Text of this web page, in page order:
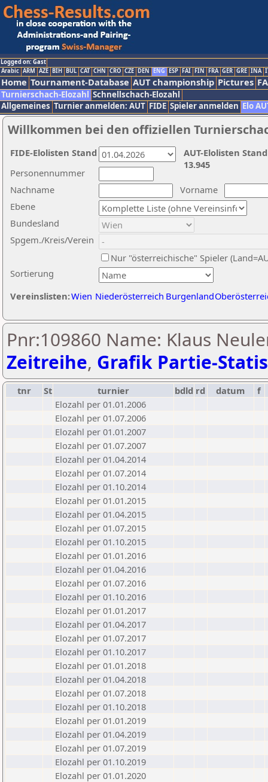
Logged on: Gast
Arabic ARM AZE BIH BUL CAT CHN CRO CZE DEN ENG ESP FAI FIN FRA GER GRE INA
Home Tournament-Database AUT championship Pictures
Turnierschach-Elozahl Schnellschach-Elozahl
Allgemeines Turnier anmelden: AUT FIDE Spieler anmelden Elo
Willkommen bei den offiziellen
Nachname
Vorname
Ebene
Sortierung
Personennummer
Bundesland
Spgem./Kreis/Verein
Nur "österreichische" Spieler
Vereinslisten:Wien Niederösterreich Burgenland
AUT-Elolisten
13.945
FIDE-Elolisten Stand
Pnr:109860 Name: Klaus
Zeitreihe, Grafik Partie-
tnr St turnier bdld rd datum
f
Elozahl per 01.01.2006
Elozahl per 01.07.2006
Elozahl per 01.01.2007
Elozahl per 01.07.2007
Elozahl per 01.04.2014
Elozahl per 01.07.2014
Elozahl per 01.10.2014
Elozahl per 01.01.2015
Elozahl per 01.04.2015
Elozahl per 01.07.2015
Elozahl per 01.10.2015
Elozahl per 01.01.2016
Elozahl per 01.04.2016
Elozahl per 01.07.2016
Elozahl per 01.10.2016
Elozahl per 01.01.2017
Elozahl per 01.04.2017
Elozahl per 01.07.2017
Elozahl per 01.10.2017
Elozahl per 01.01.2018
Elozahl per 01.04.2018
Elozahl per 01.07.2018
Elozahl per 01.10.2018
Elozahl per 01.01.2019
Elozahl per 01.04.2019
Elozahl per 01.07.2019
Elozahl per 01.10.2019
Elozahl per 01.01.2020